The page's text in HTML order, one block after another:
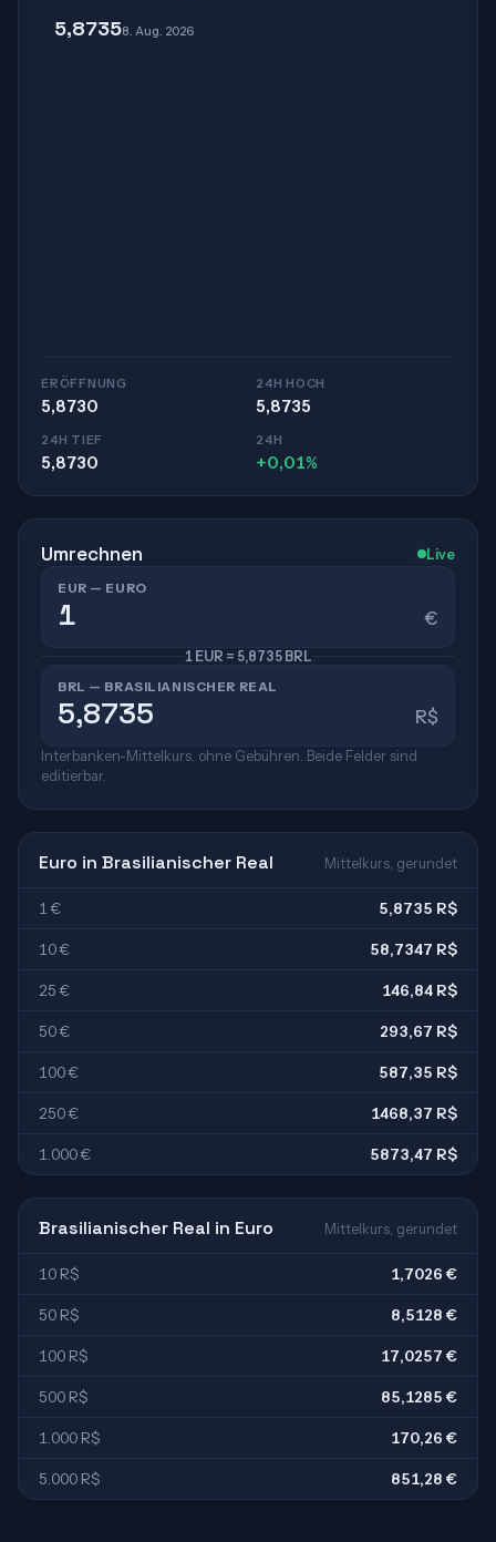
5,87358. Aug. 2026
ERÖFFNUNG
5,8730
24H HOCH
5,8735
24H TIEF
5,8730
24H
+0,01%
Umrechnen Live
EUR — EURO
€
1 EUR = 5,8735 BRL
BRL — BRASILIANISCHER REAL
R$
Interbanken-Mittelkurs, ohne Gebühren. Beide Felder sind
editierbar.
Euro in Brasilianischer Real Mittelkurs, gerundet
1 € 5,8735 R$
10 € 58,7347 R$
25 € 146,84 R$
50 € 293,67 R$
100 € 587,35 R$
250 € 1468,37 R$
1.000 € 5873,47 R$
Brasilianischer Real in Euro Mittelkurs, gerundet
10 R$ 1,7026 €
50 R$ 8,5128 €
100 R$ 17,0257 €
500 R$ 85,1285 €
1.000 R$ 170,26 €
5.000 R$ 851,28 €